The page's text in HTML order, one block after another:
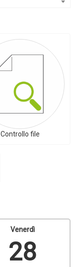
Controllo file
Venerdì
28